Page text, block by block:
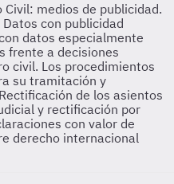
Civil: medios de publicidad.
con publicidad
datos especialmente
frente a decisiones
civil. Los procedimientos
su tramitación y
de los asientos
y rectificación por
con valor de
derecho internacional